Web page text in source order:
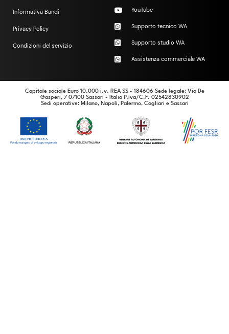
Informativa Bandi
Privacy Policy
Condizioni del servizio
YouTube
Supporto tecnico WA
Supporto studio WA
Assistenza commerciale WA
Capitale sociale Euro 10.000 i.v. REA SS - 184606 Sede legale: Via De
Gasperi, 7 07100 Sassari - Italia P.iva/C.F. 02542830902
Sedi operative: Milano, Napoli, Palermo, Cagliari e Sassari